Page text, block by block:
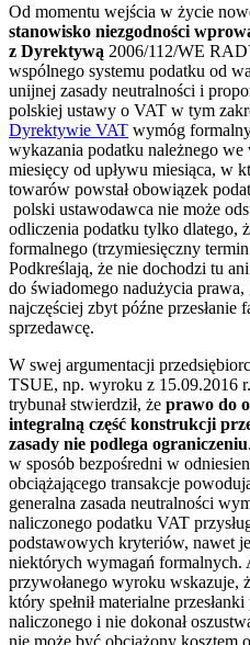
Od momentu wejścia w życie
stanowisko niezgodności
z Dyrektywą 2006/112/WE
wspólnego systemu podatku od
unijnej zasady neutralności i
polskiej ustawy o VAT w tym
Dyrektywie VAT wymóg
wykazania podatku należnego
miesięcy od upływu miesiąca, w
towarów powstał obowiązek
polski ustawodawca nie może
odliczenia podatku tylko dlatego,
formalnego (trzymiesięczny
Podkreślają, że nie dochodzi tu
do świadomego nadużycia
najczęściej zbyt późne przesłanie
sprzedawcę.
W swej argumentacji
TSUE, np. wyroku z 15.09.2016
trybunał stwierdził, że prawo do
integralną część konstrukcji
zasady nie podlega ograniczeniu
w sposób bezpośredni w
obciążającego transakcje
generalna zasada neutralności
naliczonego podatku VAT
podstawowych kryteriów, nawet
niektórych wymagań formalnych.
przywołanego wyroku wskazuje,
który spełnił materialne
naliczonego i nie dokonał
nie może być obciążony kosztem